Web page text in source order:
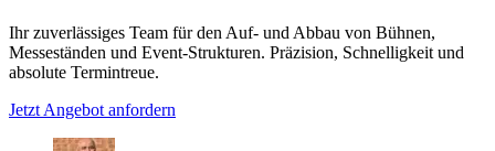
Ihr zuverlässiges Team für den Auf- und Abbau von Bühnen,
Messeständen und Event-Strukturen. Präzision, Schnelligkeit und
absolute Termintreue.
Jetzt Angebot anfordern